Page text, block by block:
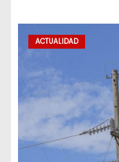
ACTUALIDAD